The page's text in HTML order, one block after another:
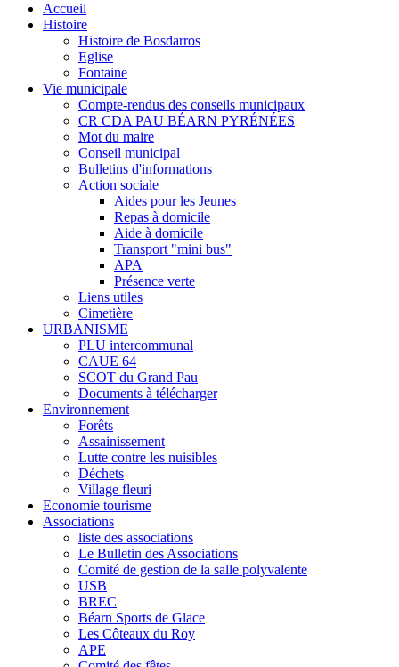
Accueil
Histoire
Histoire de Bosdarros
Eglise
Fontaine
Vie municipale
Compte-rendus des conseils municipaux
CR CDA PAU BÉARN PYRÉNÉES
Mot du maire
Conseil municipal
Bulletins d'informations
Action sociale
Aides pour les Jeunes
Repas à domicile
Aide à domicile
Transport "mini bus"
APA
Présence verte
Liens utiles
Cimetière
URBANISME
PLU intercommunal
CAUE 64
SCOT du Grand Pau
Documents à télécharger
Environnement
Forêts
Assainissement
Lutte contre les nuisibles
Déchets
Village fleuri
Economie tourisme
Associations
liste des associations
Le Bulletin des Associations
Comité de gestion de la salle polyvalente
USB
BREC
Béarn Sports de Glace
Les Côteaux du Roy
APE